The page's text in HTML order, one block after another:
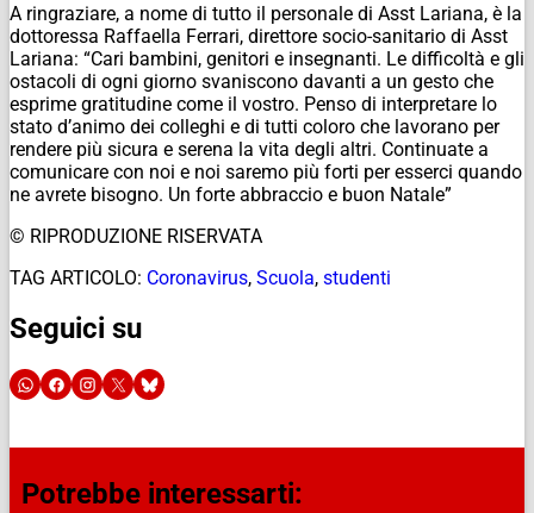
A ringraziare, a nome di tutto il personale di Asst Lariana, è la
dottoressa Raffaella Ferrari, direttore socio-sanitario di Asst
Lariana: “Cari bambini, genitori e insegnanti. Le difficoltà e gli
ostacoli di ogni giorno svaniscono davanti a un gesto che
esprime gratitudine come il vostro. Penso di interpretare lo
stato d’animo dei colleghi e di tutti coloro che lavorano per
rendere più sicura e serena la vita degli altri. Continuate a
comunicare con noi e noi saremo più forti per esserci quando
ne avrete bisogno. Un forte abbraccio e buon Natale”
© RIPRODUZIONE RISERVATA
TAG ARTICOLO: Coronavirus, Scuola, studenti
Seguici su
Potrebbe interessarti: